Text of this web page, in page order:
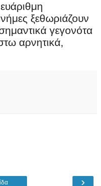
ξεθωριάζουν
γεγονότα
αρνητικά,
›